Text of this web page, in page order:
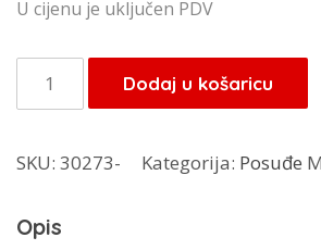
je:
25,00 KM.
21,25 KM.
U cijenu je uključen PDV
King
Hoff
četka
1693
Dodaj u košaricu
SKU: 30273- Kategorija: Posuđe
Opis